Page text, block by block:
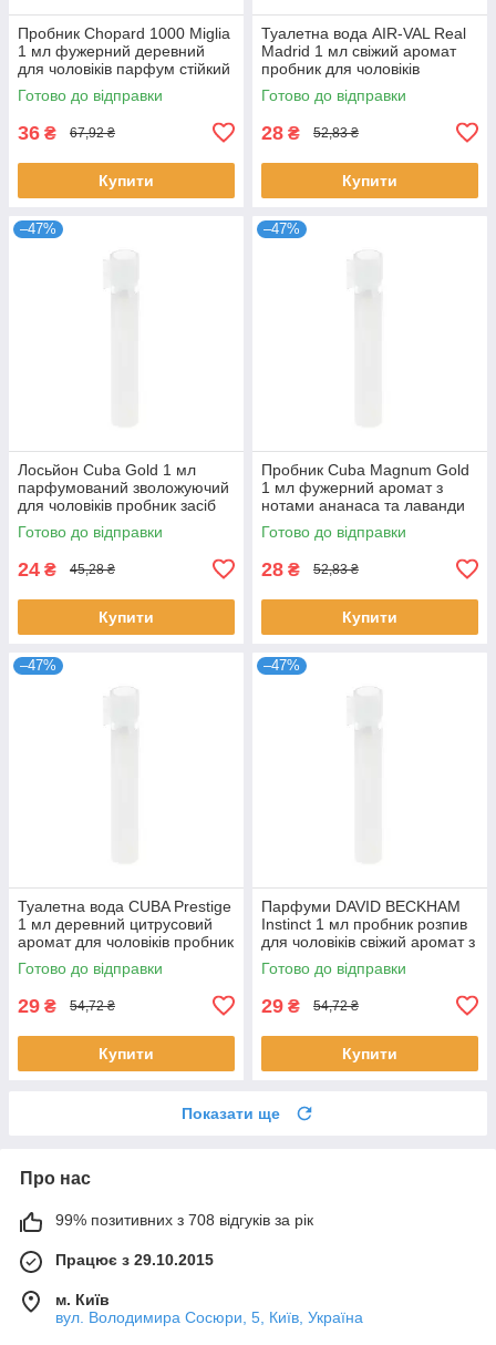
Пробник Chopard 1000 Miglia
1 мл фужерний деревний
для чоловіків парфум стійкий
розпив Шопард
Готово до відправки
36 ₴ 67,92 ₴
Купити
Туалетна вода AIR-VAL Real
Madrid 1 мл свіжий аромат
пробник для чоловіків
парфуми Реал Мадрид
розпив
Готово до відправки
28 ₴ 52,83 ₴
Купити
–47%
Лосьйон Cuba Gold 1 мл
парфумований зволожуючий
для чоловіків пробник засіб
після гоління Куба Голд
Готово до відправки
24 ₴ 45,28 ₴
Купити
–47%
Пробник Cuba Magnum Gold
1 мл фужерний аромат з
нотами ананаса та лаванди
унісекс парфуми Куба
Магнум Голд
Готово до відправки
28 ₴ 52,83 ₴
Купити
–47%
Туалетна вода CUBA Prestige
1 мл деревний цитрусовий
аромат для чоловіків пробник
парфумів Куба оригінал
Готово до відправки
29 ₴ 54,72 ₴
Купити
–47%
Парфуми DAVID BECKHAM
Instinct 1 мл пробник розпив
для чоловіків свіжий аромат з
нотами бергамоту та
ветиверу
Готово до відправки
29 ₴ 54,72 ₴
Купити
Показати ще
Про нас
99% позитивних з 708 відгуків за рік
Працює з 29.10.2015
м. Київ
вул. Володимира Сосюри, 5, Київ, Україна